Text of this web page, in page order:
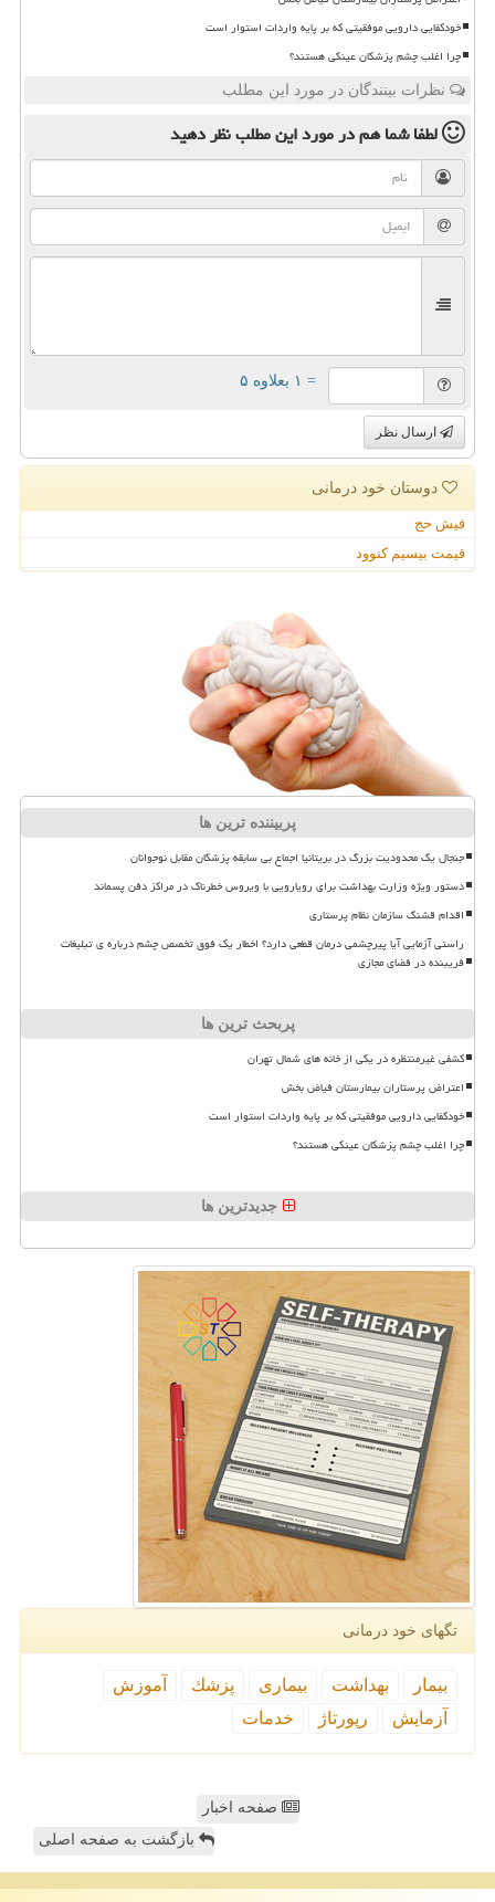
خودکفایی دارویی موفقیتی که بر پایه واردات استوار است
چرا اغلب چشم پزشکان عینکی هستند؟
نظرات بینندگان در مورد این مطلب
لطفا شما همدر مورد این مطلبنظر دهید
= ۱ بعلاوه ۵
ارسال نظر
دوستان خود درمانی
فیش حج
قیمت بیسیم کنوود
پربیننده ترین ها
جنجال یک محدودیت بزرگ در بریتانیا اجماع بی سابقه پزشکان مقابل نوجوانان
دستور ویژه وزارت بهداشت برای رویارویی با ویروس خطرناک در مراکز دفن پسماند
اقدام قشنگ سازمان نظام پرستاری
راستی آزمایی آیا پیرچشمی درمان قطعی دارد؟ اخطار یک فوق تخصص چشم درباره ی تبلیغات
فریبنده در فضای مجازی
پربحث ترین ها
کشفی غیرمنتظره در یکی از خانه های شمال تهران
اعتراض پرستاران بیمارستان فیاض بخش
خودکفایی دارویی موفقیتی که بر پایه واردات استوار است
چرا اغلب چشم پزشکان عینکی هستند؟
جدیدترین ها
تگهای خود درمانی
بیمار بهداشت بیماری پزشك
آموزش
آزمایش
رپورتاژ خدمات
صفحه اخبار
بازگشت به صفحه اصلی